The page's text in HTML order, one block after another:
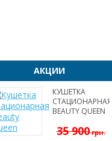
АКЦИИ
КУШЕТКА
СТАЦИОНАРНАЯ
BEAUTY QUEEN
35 900грн.